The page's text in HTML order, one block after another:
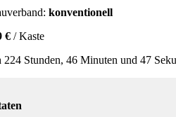
konventionell
€ / Kaste
224 Stunden, 46 Minuten und 47